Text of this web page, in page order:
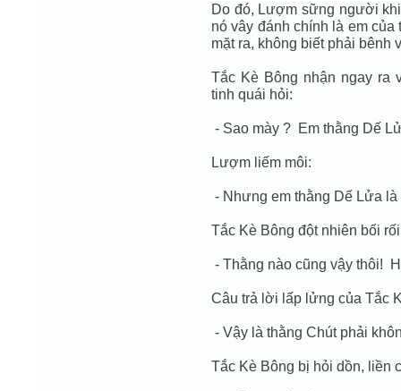
Do đó, Lượm sững người
nó vây đánh chính là em
mặt ra, không biết phải bênh
Tắc Kè Bông nhận ngay ra
tinh quái hỏi:
- Sao mày ? Em thằng Dế
Lượm liếm môi:
- Nhưng em thằng Dế Lửa
Tắc Kè Bông đột nhiên bối
- Thằng nào cũng vậy thôi!
Câu trả lời lấp lửng của Tắc
- Vậy là thằng Chút phải
Tắc Kè Bông bị hỏi dồn, liền